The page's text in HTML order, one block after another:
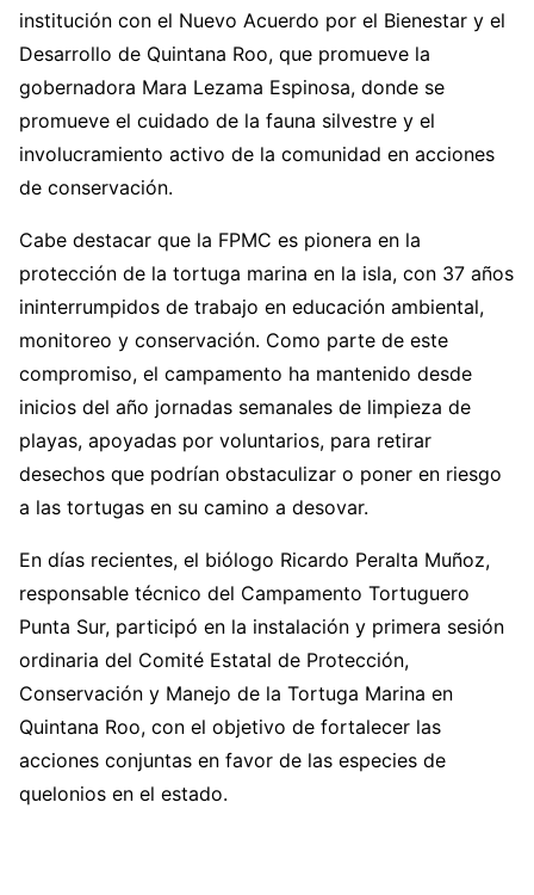
institución con el Nuevo Acuerdo por el Bienestar y el
Desarrollo de Quintana Roo, que promueve la
gobernadora Mara Lezama Espinosa, donde se
promueve el cuidado de la fauna silvestre y el
involucramiento activo de la comunidad en acciones
de conservación.
Cabe destacar que la FPMC es pionera en la
protección de la tortuga marina en la isla, con 37 años
ininterrumpidos de trabajo en educación ambiental,
monitoreo y conservación. Como parte de este
compromiso, el campamento ha mantenido desde
inicios del año jornadas semanales de limpieza de
playas, apoyadas por voluntarios, para retirar
desechos que podrían obstaculizar o poner en riesgo
a las tortugas en su camino a desovar.
En días recientes, el biólogo Ricardo Peralta Muñoz,
responsable técnico del Campamento Tortuguero
Punta Sur, participó en la instalación y primera sesión
ordinaria del Comité Estatal de Protección,
Conservación y Manejo de la Tortuga Marina en
Quintana Roo, con el objetivo de fortalecer las
acciones conjuntas en favor de las especies de
quelonios en el estado.